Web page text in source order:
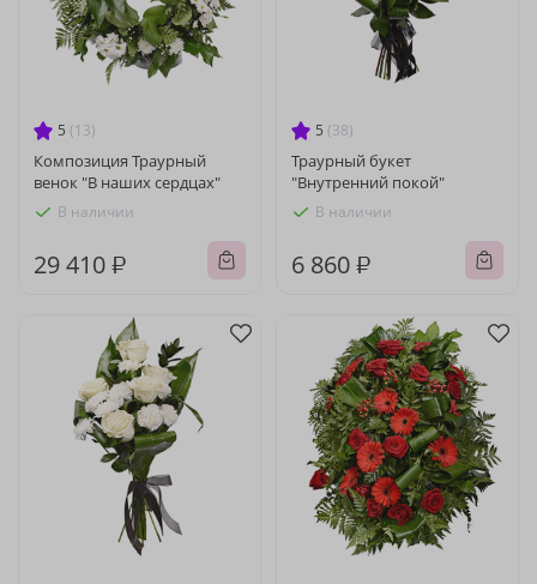
5 (13)
Композиция Траурный
венок "В наших сердцах"
В наличии
29 410 ₽
5 (38)
Траурный букет
"Внутренний покой"
В наличии
6 860 ₽